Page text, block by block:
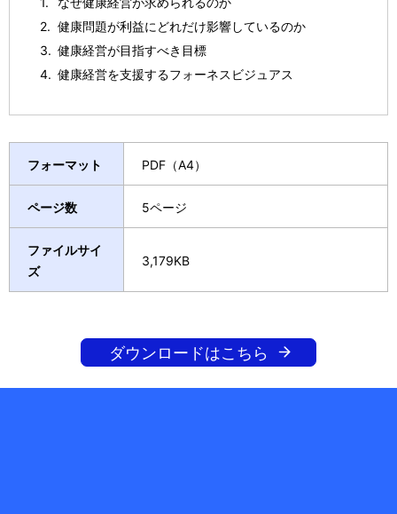
健康問題が利益にどれだけ影響しているのか
健康経営が目指すべき目標
健康経営を支援するフォーネスビジュアス
フォーマット PDF（A4）
ページ数 5ページ
ファイルサイ
ズ
3,179KB
ダウンロードはこちら